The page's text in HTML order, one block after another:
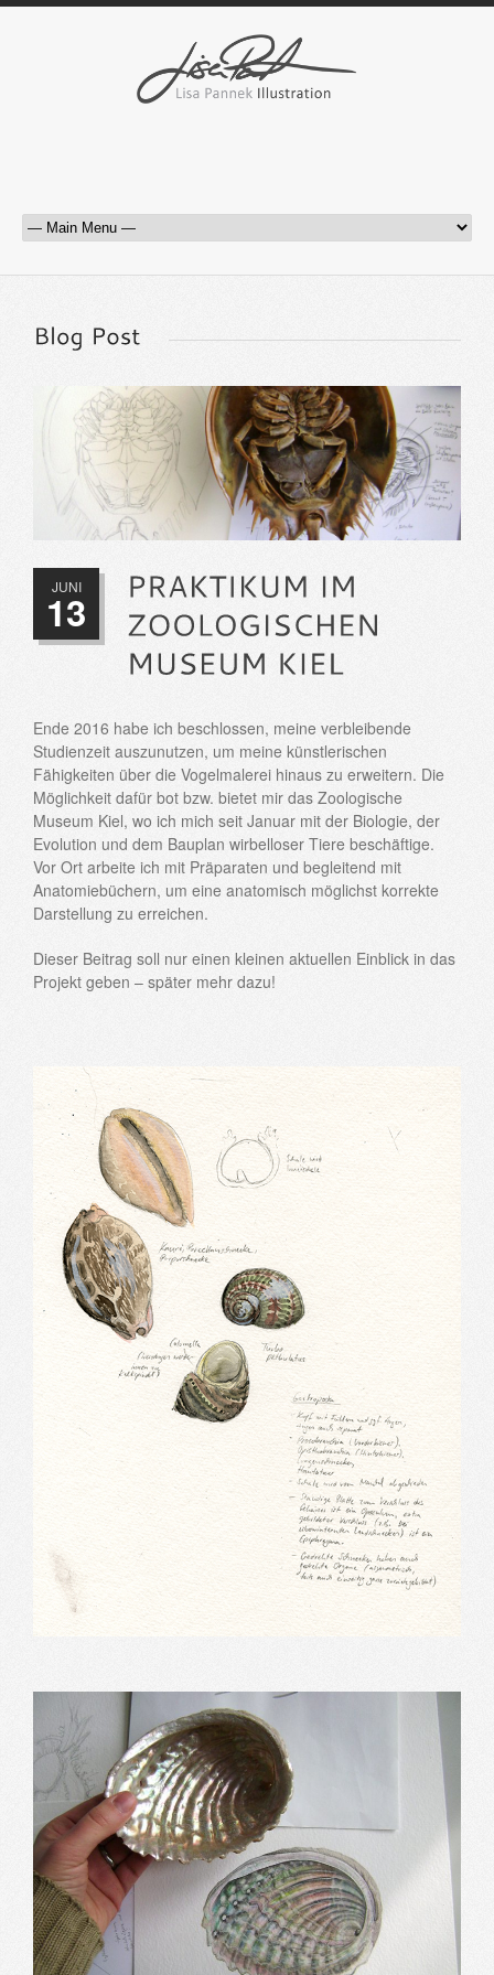
JUNI
13
Ende 2016 habe ich beschlossen, meine verbleibende
Studienzeit auszunutzen, um meine künstlerischen
Fähigkeiten über die Vogelmalerei hinaus zu erweitern. Die
Möglichkeit dafür bot bzw. bietet mir das Zoologische
Museum Kiel, wo ich mich seit Januar mit der Biologie, der
Evolution und dem Bauplan wirbelloser Tiere beschäftige.
Vor Ort arbeite ich mit Präparaten und begleitend mit
Anatomiebüchern, um eine anatomisch möglichst korrekte
Darstellung zu erreichen.
Dieser Beitrag soll nur einen kleinen aktuellen Einblick in das
Projekt geben – später mehr dazu!